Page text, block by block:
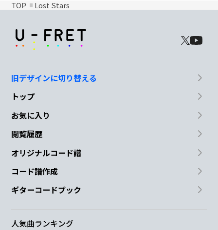
TOP Lost Stars
旧デザインに切り替える
トップ
お気に入り
閲覧履歴
オリジナルコード譜
コード譜作成
ギターコードブック
人気曲ランキング